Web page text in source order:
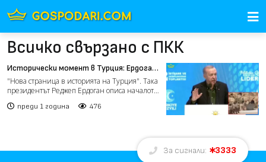
Всичко свързано с ПКК
Исторически момент в Турция: Ердоган
се помирява с кюрдите (видео)
"Нова страница в историята на Турция". Така
президентът Реджеп Ердоган описа началото
преди 1 година 476
За сигнали: 3333